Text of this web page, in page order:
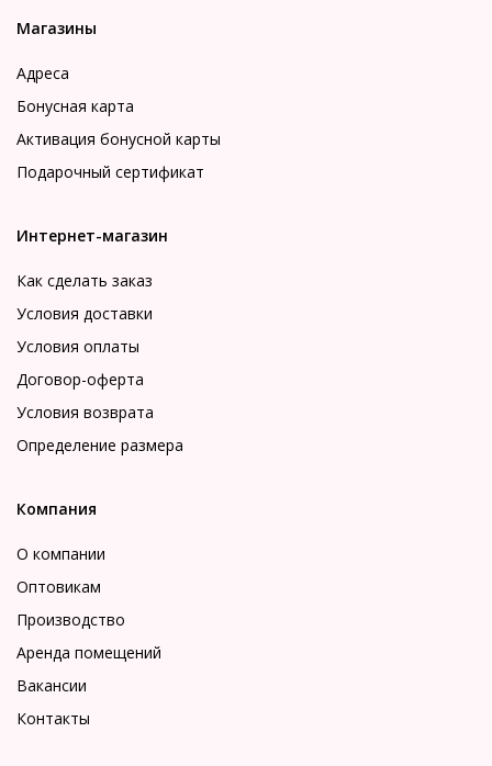
Магазины
Адреса
Бонусная карта
Активация бонусной карты
Подарочный сертификат
Интернет-магазин
Как сделать заказ
Условия доставки
Условия оплаты
Договор-оферта
Условия возврата
Определение размера
Компания
О компании
Оптовикам
Производство
Аренда помещений
Вакансии
Контакты